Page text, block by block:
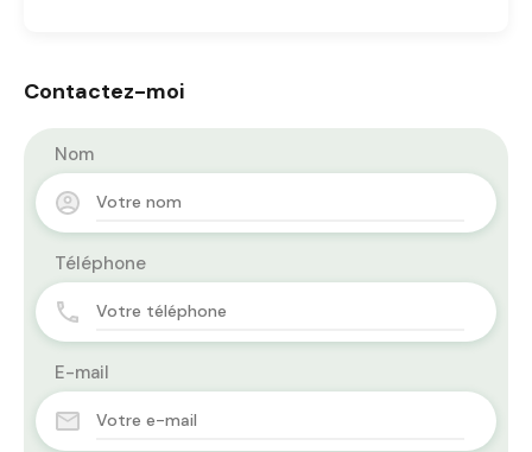
Contactez-moi
Nom
Téléphone
E-mail